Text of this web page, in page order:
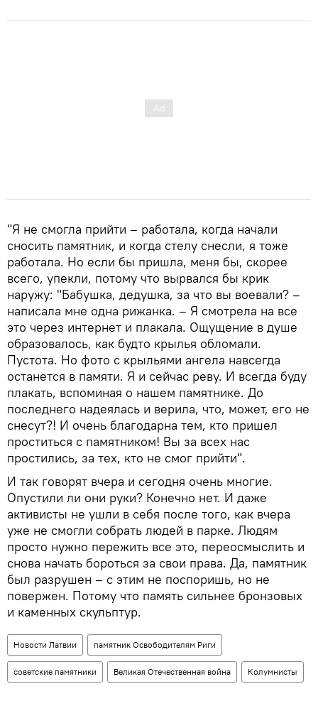
"Я не смогла прийти – работала, когда начали
сносить памятник, и когда стелу снесли, я тоже
работала. Но если бы пришла, меня бы, скорее
всего, упекли, потому что вырвался бы крик
наружу: "Бабушка, дедушка, за что вы воевали? –
написала мне одна рижанка. – Я смотрела на все
это через интернет и плакала. Ощущение в душе
образовалось, как будто крылья обломали.
Пустота. Но фото с крыльями ангела навсегда
останется в памяти. Я и сейчас реву. И всегда буду
плакать, вспоминая о нашем памятнике. До
последнего надеялась и верила, что, может, его не
снесут?! И очень благодарна тем, кто пришел
проститься с памятником! Вы за всех нас
простились, за тех, кто не смог прийти".
И так говорят вчера и сегодня очень многие.
Опустили ли они руки? Конечно нет. И даже
активисты не ушли в себя после того, как вчера
уже не смогли собрать людей в парке. Людям
просто нужно пережить все это, переосмыслить и
снова начать бороться за свои права. Да, памятник
был разрушен – с этим не поспоришь, но не
повержен. Потому что память сильнее бронзовых
и каменных скульптур.
Новости Латвии памятник Освободителям Риги
советские памятники Великая Отечественная война Колумнисты